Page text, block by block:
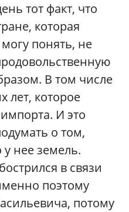
тот факт, что
которая
понять, не
В том числе
лет, которое
И это
о том,
у нее земель.
в связи
поэтому
потому